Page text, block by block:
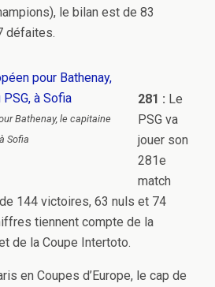
le bilan est de 83
défaites.
Bathenay, le capitaine
Sofia
281 : Le
PSG va
jouer son
281e
match
144 victoires, 63 nuls et 74
tiennent compte de la
de la Coupe Intertoto.
en Coupes d’Europe, le cap de